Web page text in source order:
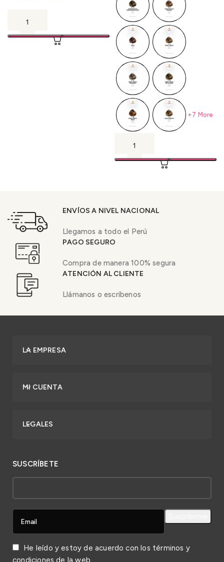
+7 More
ENVÍOS A NIVEL NACIONAL
Llegamos a todo el Perú
PAGO SEGURO
Compra de manera 100% segura
ATENCIÓN AL CLIENTE
Llámanos o escríbenos
LA EMPRESA
MI CUENTA
LEGALES
SUSCRÍBETE
He leído y estoy de acuerdo con los términos y
condiciones de la web.